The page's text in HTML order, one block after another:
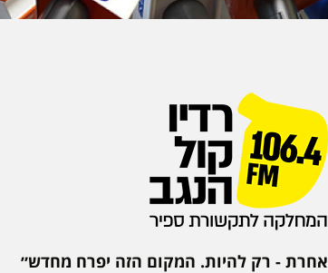
אחרת - רק להיות. המקום הזה יפרח מחדש״